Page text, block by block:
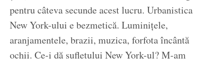
pentru câteva secunde acest lucru. Urbanistica
New York-ului e bezmetică. Luminițele,
aranjamentele, brazii, muzica, forfota încântă
ochii. Ce-i dă sufletului New York-ul? M-am